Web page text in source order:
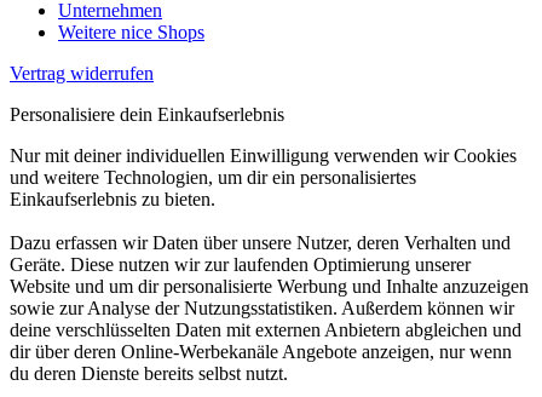
Unternehmen
Weitere nice Shops
Vertrag widerrufen
Personalisiere dein Einkaufserlebnis
Nur mit deiner individuellen Einwilligung verwenden wir Cookies
und weitere Technologien, um dir ein personalisiertes
Einkaufserlebnis zu bieten.
Dazu erfassen wir Daten über unsere Nutzer, deren Verhalten und
Geräte. Diese nutzen wir zur laufenden Optimierung unserer
Website und um dir personalisierte Werbung und Inhalte anzuzeigen
sowie zur Analyse der Nutzungsstatistiken. Außerdem können wir
deine verschlüsselten Daten mit externen Anbietern abgleichen und
dir über deren Online-Werbekanäle Angebote anzeigen, nur wenn
du deren Dienste bereits selbst nutzt.